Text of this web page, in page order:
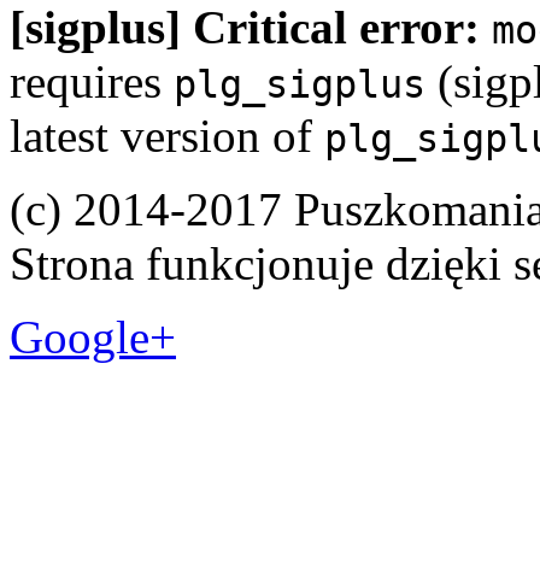
[sigplus] Critical error:
requires plg_sigplus
latest version of
(c) 2014-2017
Strona funkcjonuje dzięki
Google+